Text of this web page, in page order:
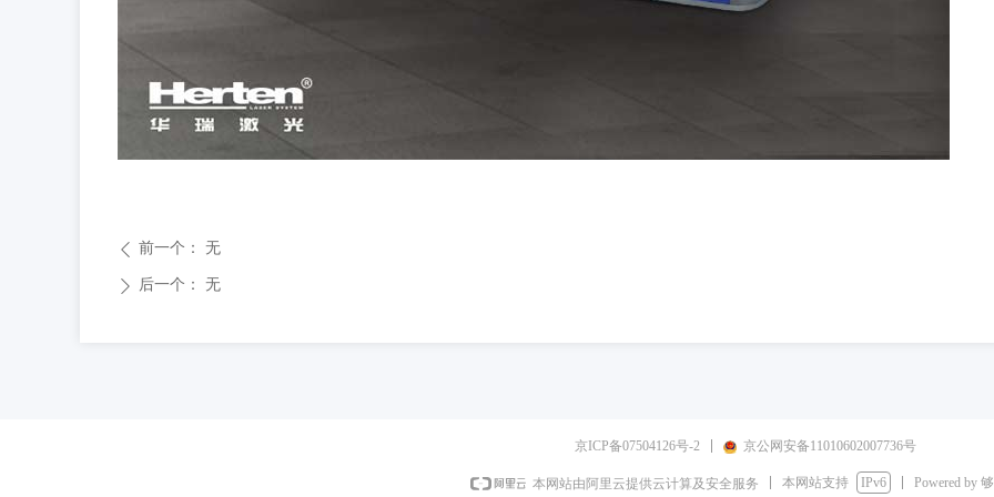
ꄴ 前一个： 无
ꄲ 后一个： 无
京ICP备07504126号-2 京公网安备11010602007736号
本网站由阿里云提供云计算及安全服务 本网站支持 IPv6 Powered by